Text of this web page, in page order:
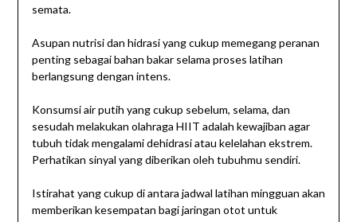
semata.
Asupan nutrisi dan hidrasi yang cukup memegang peranan
penting sebagai bahan bakar selama proses latihan
berlangsung dengan intens.
Konsumsi air putih yang cukup sebelum, selama, dan
sesudah melakukan olahraga HIIT adalah kewajiban agar
tubuh tidak mengalami dehidrasi atau kelelahan ekstrem.
Perhatikan sinyal yang diberikan oleh tubuhmu sendiri.
Istirahat yang cukup di antara jadwal latihan mingguan akan
memberikan kesempatan bagi jaringan otot untuk